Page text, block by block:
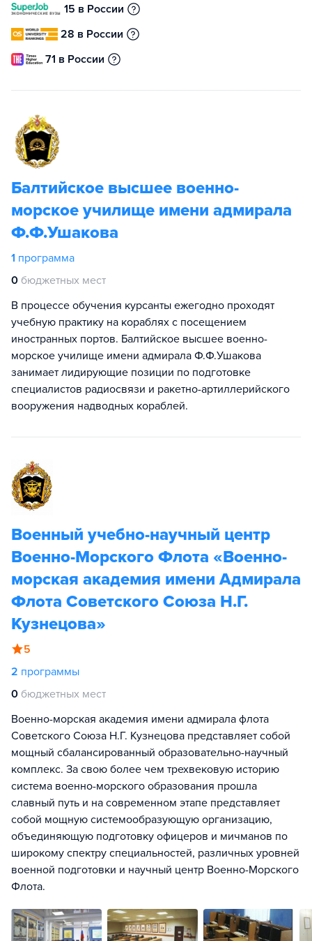
15 в России
28 в России
71 в России
Балтийское высшее военно-
морское училище имени адмирала
Ф.Ф.Ушакова
1 программа
0 бюджетных мест
В процессе обучения курсанты ежегодно проходят
учебную практику на кораблях с посещением
иностранных портов. Балтийское высшее военно-
морское училище имени адмирала Ф.Ф.Ушакова
занимает лидирующие позиции по подготовке
специалистов радиосвязи и ракетно-артиллерийского
вооружения надводных кораблей.
Военный учебно-научный центр
Военно-Морского Флота «Военно-
морская академия имени Адмирала
Флота Советского Союза Н.Г.
Кузнецова»
5
2 программы
0 бюджетных мест
Военно-морская академия имени адмирала флота
Советского Союза Н.Г. Кузнецова представляет собой
мощный сбалансированный образовательно-научный
комплекс. За свою более чем трехвековую историю
система военно-морского образования прошла
славный путь и на современном этапе представляет
собой мощную системообразующую организацию,
объединяющую подготовку офицеров и мичманов по
широкому спектру специальностей, различных уровней
военной подготовки и научный центр Военно-Морского
Флота.